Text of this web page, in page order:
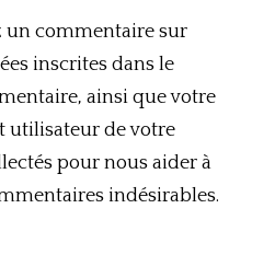
un commentaire sur
inscrites dans le
ainsi que votre
utilisateur de votre
pour nous aider à
indésirables.